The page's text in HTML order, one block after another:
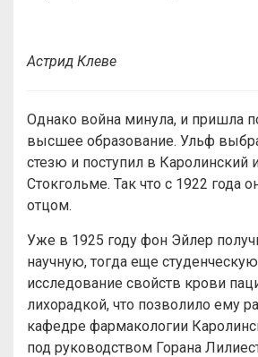
Астрид Клеве
Однако война минула, и пришла
высшее образование. Ульф
стезю и поступил в Каролинский
Стокгольме. Так что с 1922 года
отцом.
Уже в 1925 году фон Эйлер
научную, тогда еще
исследование свойств крови
лихорадкой, что позволило ему
кафедре фармакологии
под руководством Горана